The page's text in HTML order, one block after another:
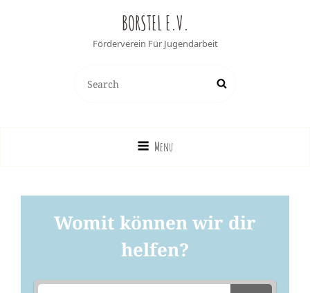
BORSTEL E.V.
Förderverein Für Jugendarbeit
for:
Menu
Womit können wir dir
helfen?